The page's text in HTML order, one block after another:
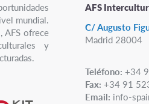
AFS
C/ Augusto
Madrid 28004
Teléfono:+34
Fax:+34 91
Email: info-
mundial.
AFS ofrece
y